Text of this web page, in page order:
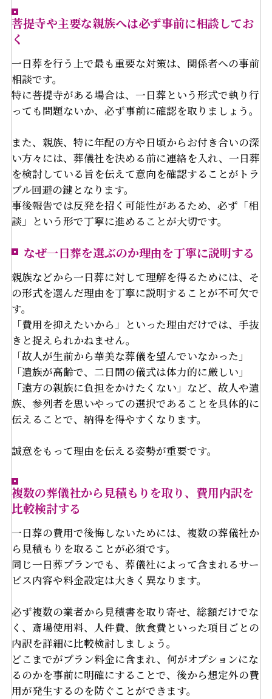
菩提寺や主要な親族へは必ず事前に相談してお
く
一日葬を行う上で最も重要な対策は、関係者への事前
相談です。
特に菩提寺がある場合は、一日葬という形式で執り行
っても問題ないか、必ず事前に確認を取りましょう。
また、親族、特に年配の方や日頃からお付き合いの深
い方々には、葬儀社を決める前に連絡を入れ、一日葬
を検討している旨を伝えて意向を確認することがトラ
ブル回避の鍵となります。
事後報告では反発を招く可能性があるため、必ず「相
談」という形で丁寧に進めることが大切です。
なぜ一日葬を選ぶのか理由を丁寧に説明する
親族などから一日葬に対して理解を得るためには、そ
の形式を選んだ理由を丁寧に説明することが不可欠で
す。
「費用を抑えたいから」といった理由だけでは、手抜
きと捉えられかねません。
「故人が生前から華美な葬儀を望んでいなかった」
「遺族が高齢で、二日間の儀式は体力的に厳しい」
「遠方の親族に負担をかけたくない」など、故人や遺
族、参列者を思いやっての選択であることを具体的に
伝えることで、納得を得やすくなります。
誠意をもって理由を伝える姿勢が重要です。
複数の葬儀社から見積もりを取り、費用内訳を
比較検討する
一日葬の費用で後悔しないためには、複数の葬儀社か
ら見積もりを取ることが必須です。
同じ一日葬プランでも、葬儀社によって含まれるサー
ビス内容や料金設定は大きく異なります。
必ず複数の業者から見積書を取り寄せ、総額だけでな
く、斎場使用料、人件費、飲食費といった項目ごとの
内訳を詳細に比較検討しましょう。
どこまでがプラン料金に含まれ、何がオプションにな
るのかを事前に明確にすることで、後から想定外の費
用が発生するのを防ぐことができます。